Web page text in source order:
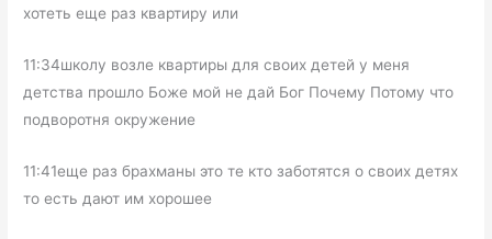
хотеть еще раз квартиру или
11:34школу возле квартиры для своих детей у меня
детства прошло Боже мой не дай Бог Почему Потому что
подворотня окружение
11:41еще раз брахманы это те кто заботятся о своих детях
то есть дают им хорошее